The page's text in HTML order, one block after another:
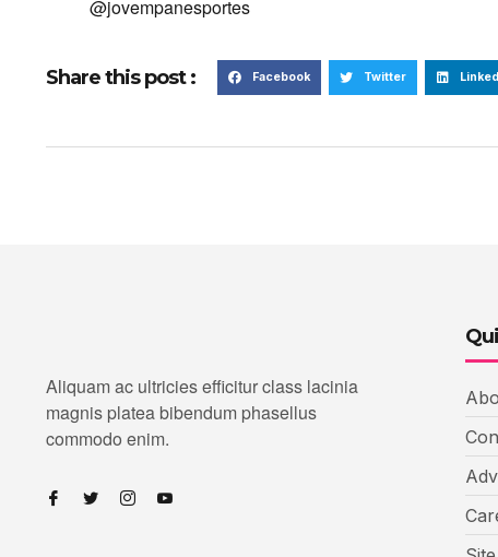
@jovempanesportes
Share this post : Facebook Twitter
Aliquam ac ultricies efficitur class lacinia
magnis platea bibendum phasellus
commodo enim.